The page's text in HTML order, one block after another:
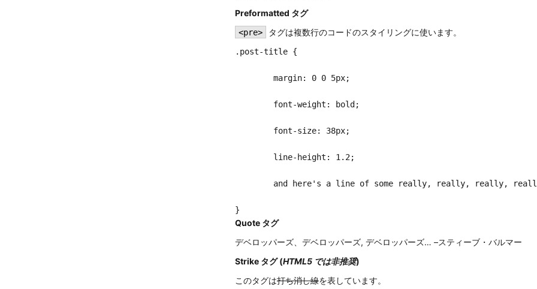
Preformatted タグ
<pre> タグは複数行のコードのスタイリングに使います。
.post-title {
}
Quote タグ
デベロッパーズ、デベロッパーズ, デベロッパーズ… –スティーブ・バルマー
Strike タグ (HTML5 では非推奨)
このタグは打ち消し線を表しています。